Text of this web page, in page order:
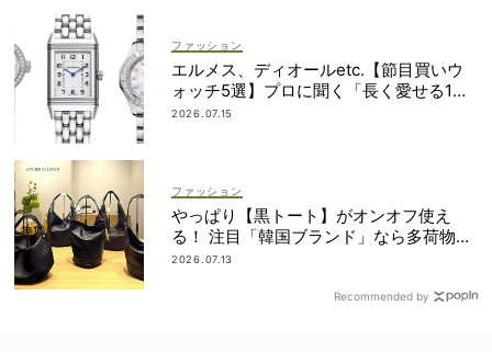
ファッション
エルメス、ディオールetc.【節目買いウ
ォッチ5選】プロに聞く「長く愛せる1
本」の選び方
2026.07.15
ファッション
やっぱり【黒トート】がオンオフ使え
る！ 注目「韓国ブランド」なら多荷物派
もすっきり見え
2026.07.13
Recommended by